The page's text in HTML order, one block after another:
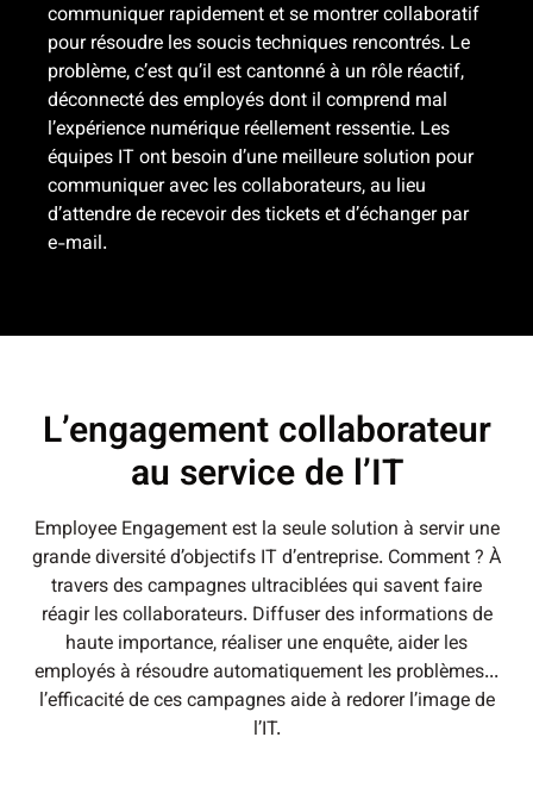
Vis-à-vis des employés, le service IT doit
communiquer rapidement et se montrer collaboratif
pour résoudre les soucis techniques rencontrés. Le
problème, c’est qu’il est cantonné à un rôle réactif,
déconnecté des employés dont il comprend mal
l’expérience numérique réellement ressentie. Les
équipes IT ont besoin d’une meilleure solution pour
communiquer avec les collaborateurs, au lieu
d’attendre de recevoir des tickets et d’échanger par
L’engagement collaborateur
au service de l’IT
Employee Engagement est la seule solution à servir une
grande diversité d’objectifs IT d’entreprise. Comment ? À
travers des campagnes ultraciblées qui savent faire
réagir les collaborateurs. Diffuser des informations de
haute importance, réaliser une enquête, aider les
employés à résoudre automatiquement les problèmes...
l’efficacité de ces campagnes aide à redorer l’image de